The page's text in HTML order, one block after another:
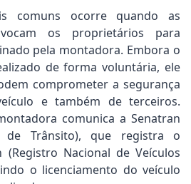
comuns ocorre quando as
os proprietários para
pela montadora. Embora o
de forma voluntária, ele
comprometer a segurança
e também de terceiros.
comunica a Senatran
de Trânsito), que registra o
(Registro Nacional de Veículos
o licenciamento do veículo